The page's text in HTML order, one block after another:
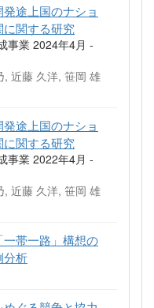
途上国のナショ
関する研究
事業 2024年4月 -
, 近藤 久洋, 笹岡 雄
途上国のナショ
関する研究
事業 2022年4月 -
, 近藤 久洋, 笹岡 雄
帯一路」構想の
分析